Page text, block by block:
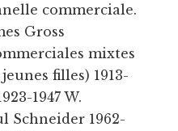
commerciale.
Gross
mixtes
filles) 1913-
1947 W.
Schneider 1962-